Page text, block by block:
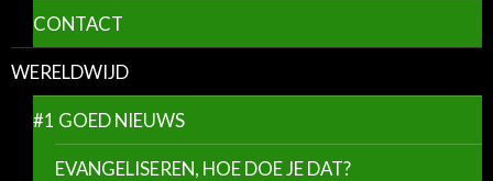
CONTACT
WERELDWIJD
#1 GOED NIEUWS
EVANGELISEREN, HOE DOE JE DAT?